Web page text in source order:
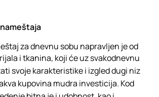
za dnevnu sobu napravljen je od
i tkanina, koji će uz svakodnevnu
svoje karakteristike i izgled dugi niz
kupovina mudra investicija. Kod